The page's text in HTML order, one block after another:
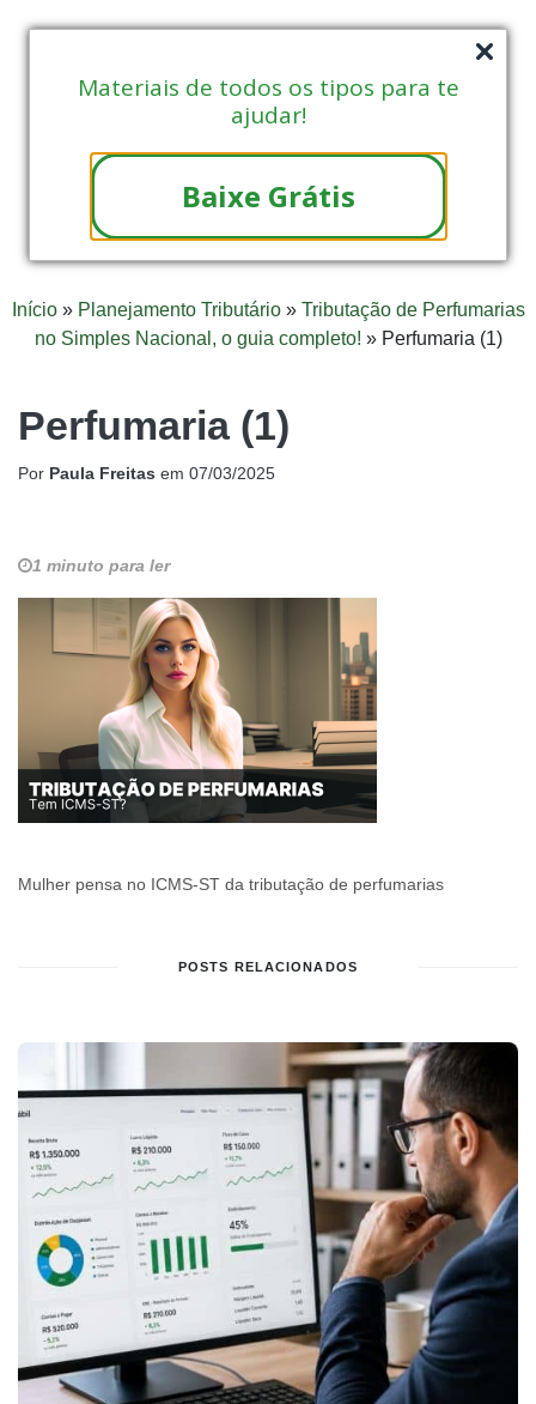
Materiais de todos os tipos para te
ajudar!
Baixe Grátis
Início» Planejamento Tributário» Tributação de Perfumarias
no Simples Nacional, o guia completo! » Perfumaria (1)
Perfumaria (1)
Por Paula Freitas em 07/03/2025
1 minuto para ler
Mulher pensa no ICMS-ST da tributação de perfumarias
POSTS RELACIONADOS